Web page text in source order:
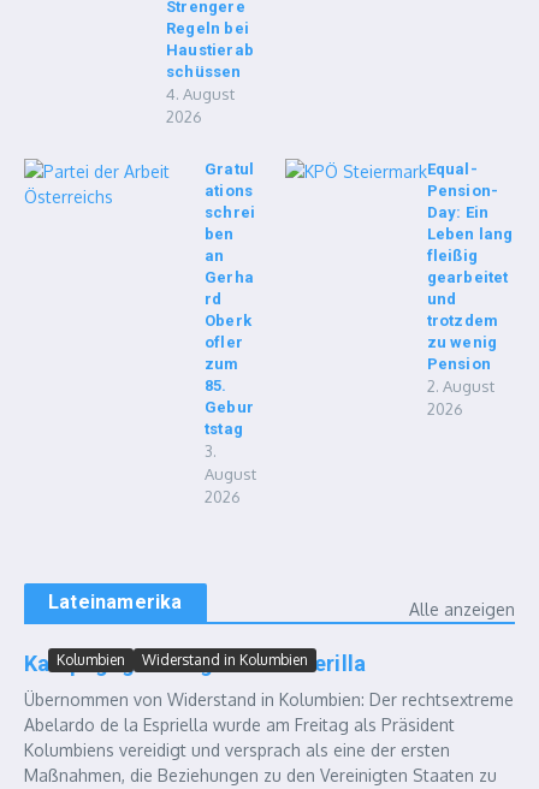
Strengere
Regeln bei
Haustierab
schüssen
4. August
2026
Gratul
ations
schrei
ben
an
Gerha
rd
Oberk
ofler
zum
85.
Gebur
tstag
3.
August
2026
Equal-
Pension-
Day: Ein
Leben lang
fleißig
gearbeitet
und
trotzdem
zu wenig
Pension
2. August
2026
Lateinamerika Alle anzeigen
Kolumbien Widerstand in Kolumbien
Kampf gegen Drogen und Guerilla
Übernommen von Widerstand in Kolumbien: Der rechtsextreme
Abelardo de la Espriella wurde am Freitag als Präsident
Kolumbiens vereidigt und versprach als eine der ersten
Maßnahmen, die Beziehungen zu den Vereinigten Staaten zu